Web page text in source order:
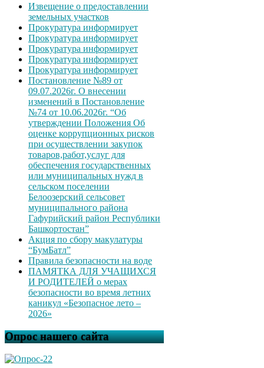
Извещение о предоставлении
земельных участков
Прокуратура информирует
Прокуратура информирует
Прокуратура информирует
Прокуратура информирует
Прокуратура информирует
Постановление №89 от
09.07.2026г. О внесении
изменений в Постановление
№74 от 10.06.2026г. “Об
утверждении Положения Об
оценке коррупционных рисков
при осуществлении закупок
товаров,работ,услуг для
обеспечения государственных
или муниципальных нужд в
сельском поселении
Белоозерский сельсовет
муниципального района
Гафурийский район Республики
Башкортостан”
Акция по сбору макулатуры
“БумБатл”
Правила безопасности на воде
ПАМЯТКА ДЛЯ УЧАЩИХСЯ
И РОДИТЕЛЕЙ о мерах
безопасности во время летних
каникул «Безопасное лето –
2026»
Опрос нашего сайта